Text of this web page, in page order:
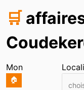
🛒
Mon
🏠